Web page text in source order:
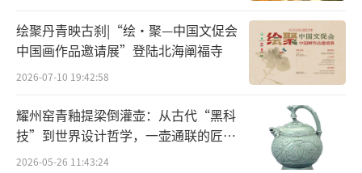
这里有两点值得特别注意，一是应当根据
少儿的不同年龄段的特点和成长发展的规律；
二是带领他们参观和欣赏应当以经典作品为
主。在充分尊重少儿成长发展规律的前提下，
不断提升他们的审美眼光和艺术鉴赏能力。这
些艺术素养，将会辐射到孩子们生活的方方面
绘聚丹青映古刹|“绘·聚—中国文促会
中国画作品邀请展”登陆北海阐福寺
2026-07-10 19:42:58
耀州窑青釉提梁倒灌壶：从古代“黑科
技”到世界设计哲学，一壶通联的匠心
宇宙
2026-05-26 11:43:24